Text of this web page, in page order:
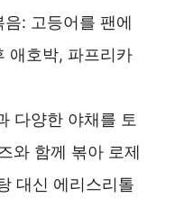
: 고등어를 팬에
애호박, 파프리카
다양한 야채를 토
와 함께 볶아 로제
대신 에리스리톨